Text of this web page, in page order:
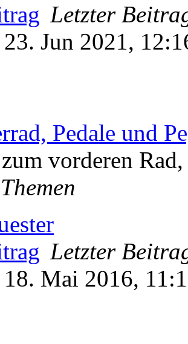
Letzter
Jun 2021,
Pedale und
vorderen
Themen
Letzter
Mai 2016,